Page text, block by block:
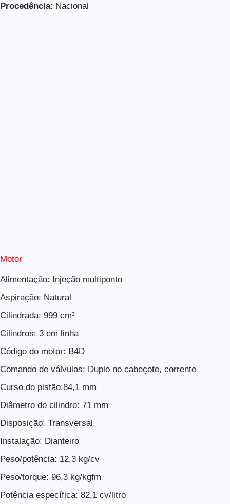
Procedência: Nacional
Motor
Alimentação: Injeção multiponto
Aspiração: Natural
Cilindrada: 999 cm³
Cilindros: 3 em linha
Código do motor: B4D
Comando de válvulas: Duplo no cabeçote, corrente
Curso do pistão:84,1 mm
Diâmetro do cilindro: 71 mm
Disposição: Transversal
Instalação: Dianteiro
Peso/potência: 12,3 kg/cv
Peso/torque: 96,3 kg/kgfm
Potência específica: 82,1 cv/litro